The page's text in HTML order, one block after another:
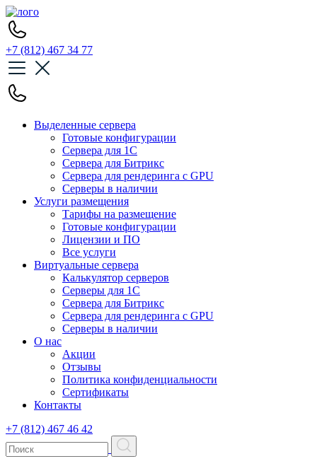
+7 (812) 467 34 77
Выделенные сервера
Готовые конфигурации
Сервера для 1С
Сервера для Битрикс
Сервера для рендеринга с GPU
Серверы в наличии
Услуги размещения
Тарифы на размещение
Готовые конфигурации
Лицензии и ПО
Все услуги
Виртуальные сервера
Калькулятор серверов
Серверы для 1С
Сервера для Битрикс
Сервера для рендеринга с GPU
Серверы в наличии
О нас
Акции
Отзывы
Политика конфиденциальности
Сертификаты
Контакты
+7 (812) 467 46 42